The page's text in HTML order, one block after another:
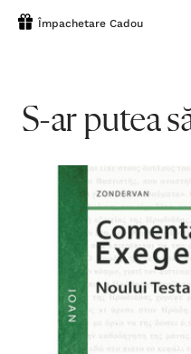
Împachetare Cadou
S-ar putea